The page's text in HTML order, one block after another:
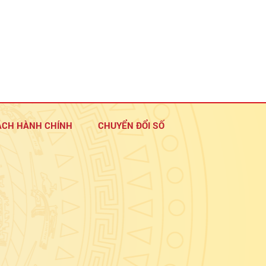
HÀNH CHÍNH
CHUYỂN ĐỔI SỐ